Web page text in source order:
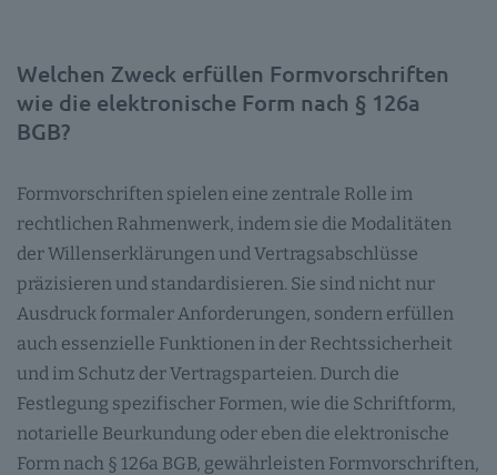
Welchen Zweck erfüllen Formvorschriften
wie die elektronische Form nach § 126a
BGB?
Formvorschriften spielen eine zentrale Rolle im
rechtlichen Rahmenwerk, indem sie die Modalitäten
der Willenserklärungen und Vertragsabschlüsse
präzisieren und standardisieren. Sie sind nicht nur
Ausdruck formaler Anforderungen, sondern erfüllen
auch essenzielle Funktionen in der Rechtssicherheit
und im Schutz der Vertragsparteien. Durch die
Festlegung spezifischer Formen, wie die Schriftform,
notarielle Beurkundung oder eben die elektronische
Form nach § 126a BGB, gewährleisten Formvorschriften,